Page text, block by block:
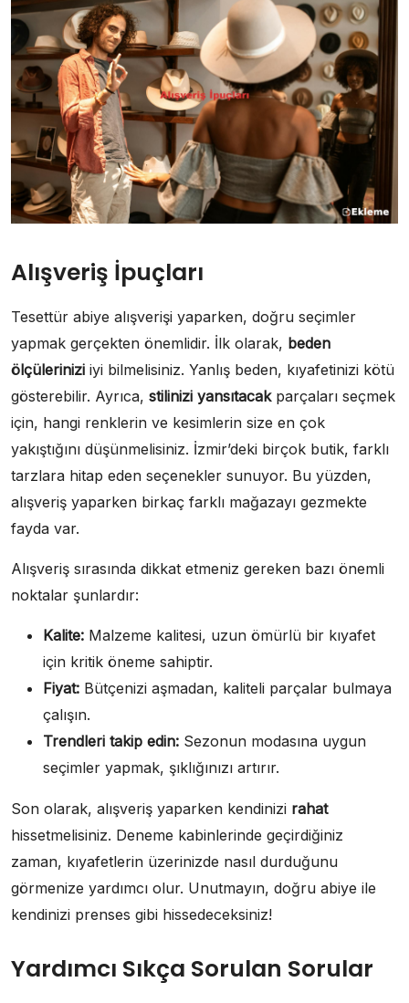
Alışveriş İpuçları
Tesettür abiye alışverişi yaparken, doğru seçimler
yapmak gerçekten önemlidir. İlk olarak, beden
ölçülerinizi iyi bilmelisiniz. Yanlış beden, kıyafetinizi kötü
gösterebilir. Ayrıca, stilinizi yansıtacakparçaları seçmek
için, hangi renklerin ve kesimlerin size en çok
yakıştığını düşünmelisiniz. İzmir’deki birçok butik, farklı
tarzlara hitap eden seçenekler sunuyor. Bu yüzden,
alışveriş yaparken birkaç farklı mağazayı gezmekte
fayda var.
Alışveriş sırasında dikkat etmeniz gereken bazı önemli
noktalar şunlardır:
Kalite: Malzeme kalitesi, uzun ömürlü bir kıyafet
için kritik öneme sahiptir.
Fiyat: Bütçenizi aşmadan, kaliteli parçalar bulmaya
çalışın.
Trendleri takip edin: Sezonun modasına uygun
seçimler yapmak, şıklığınızı artırır.
Son olarak, alışveriş yaparken kendinizi rahat
hissetmelisiniz. Deneme kabinlerinde geçirdiğiniz
zaman, kıyafetlerin üzerinizde nasıl durduğunu
görmenize yardımcı olur. Unutmayın, doğru abiye ile
kendinizi prenses gibi hissedeceksiniz!
Yardımcı Sıkça Sorulan Sorular